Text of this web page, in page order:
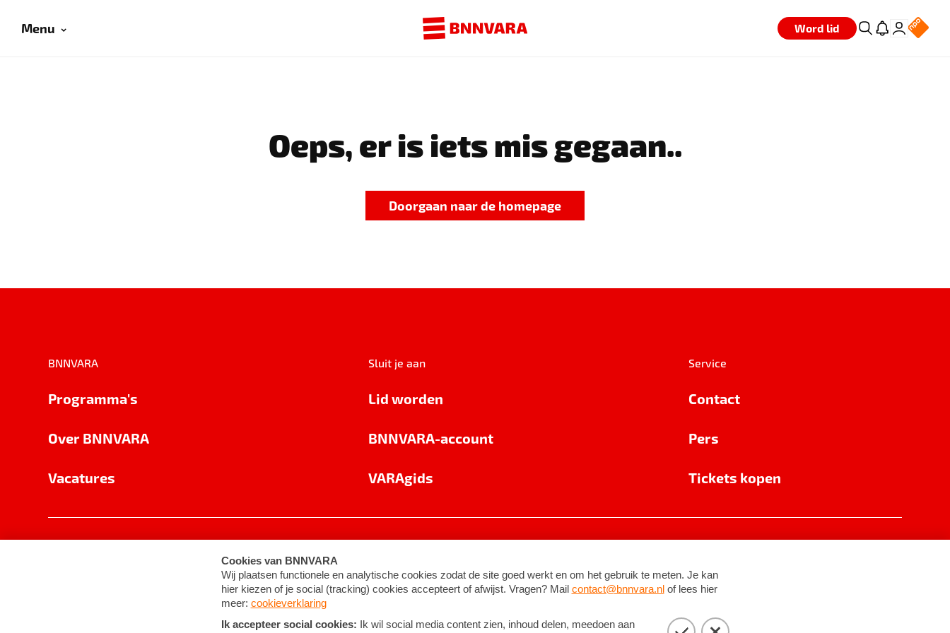
Menu Word lid
Oeps, er is iets mis gegaan..
Doorgaan naar de homepage
BNNVARA
Programma's
Over BNNVARA
Vacatures
Sluit je aan
Lid worden
BNNVARA-account
VARAgids
Service
Contact
Pers
Tickets kopen
Cookie-instellingen Algemene voorwaarden ©2026BNNVARA